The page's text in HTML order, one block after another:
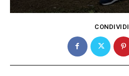
CONDIVIDI